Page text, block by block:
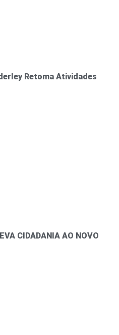
Retoma Atividades
CIDADANIA AO NOVO